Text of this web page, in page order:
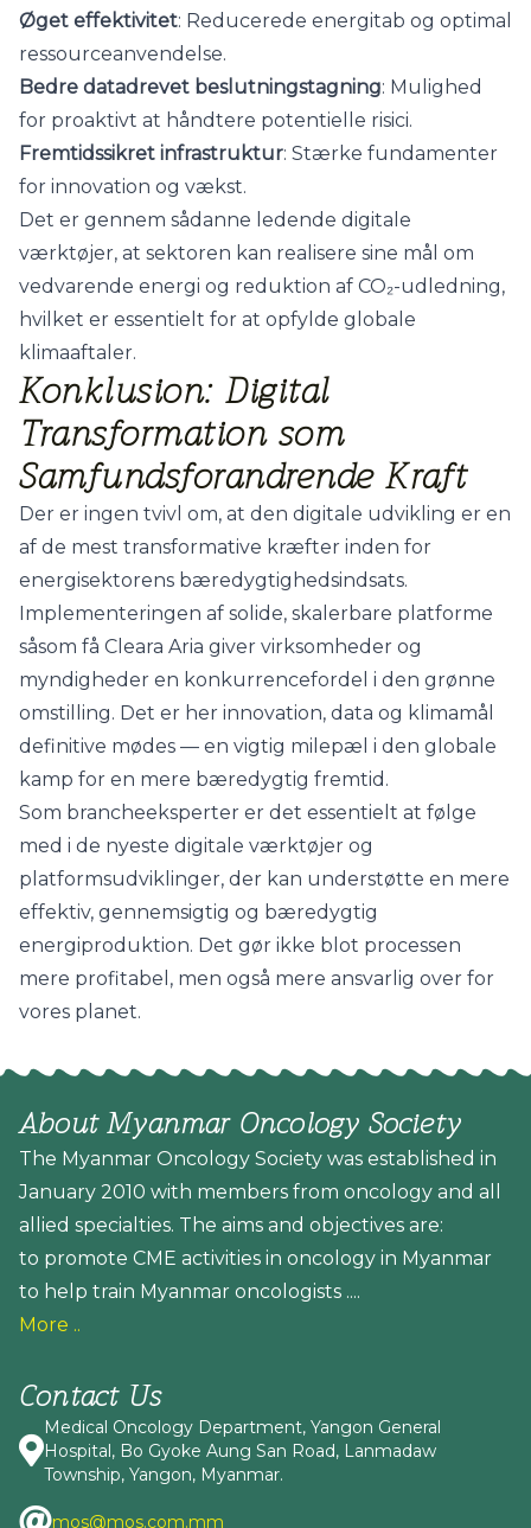
Øget effektivitet: Reducerede energitab og optimal
ressourceanvendelse.
Bedre datadrevet beslutningstagning: Mulighed
for proaktivt at håndtere potentielle risici.
Fremtidssikret infrastruktur: Stærke fundamenter
for innovation og vækst.
Det er gennem sådanne ledende digitale
værktøjer, at sektoren kan realisere sine mål om
vedvarende energi og reduktion af CO₂-udledning,
hvilket er essentielt for at opfylde globale
klimaaftaler.
Konklusion: Digital
Transformation som
Samfundsforandrende Kraft
Der er ingen tvivl om, at den digitale udvikling er en
af de mest transformative kræfter inden for
energisektorens bæredygtighedsindsats.
Implementeringen af solide, skalerbare platforme
såsom få Cleara Aria giver virksomheder og
myndigheder en konkurrencefordel i den grønne
omstilling. Det er her innovation, data og klimamål
definitive mødes — en vigtig milepæl i den globale
kamp for en mere bæredygtig fremtid.
Som brancheeksperter er det essentielt at følge
med i de nyeste digitale værktøjer og
platformsudviklinger, der kan understøtte en mere
effektiv, gennemsigtig og bæredygtig
energiproduktion. Det gør ikke blot processen
mere profitabel, men også mere ansvarlig over for
vores planet.
About Myanmar Oncology Society
The Myanmar Oncology Society was established in
January 2010 with members from oncology and all
allied specialties. The aims and objectives are:
to promote CME activities in oncology in Myanmar
to help train Myanmar oncologists ....
More ..
Contact Us
Medical Oncology Department, Yangon General
Hospital, Bo Gyoke Aung San Road, Lanmadaw
Township, Yangon, Myanmar.
mos@mos.com.mm